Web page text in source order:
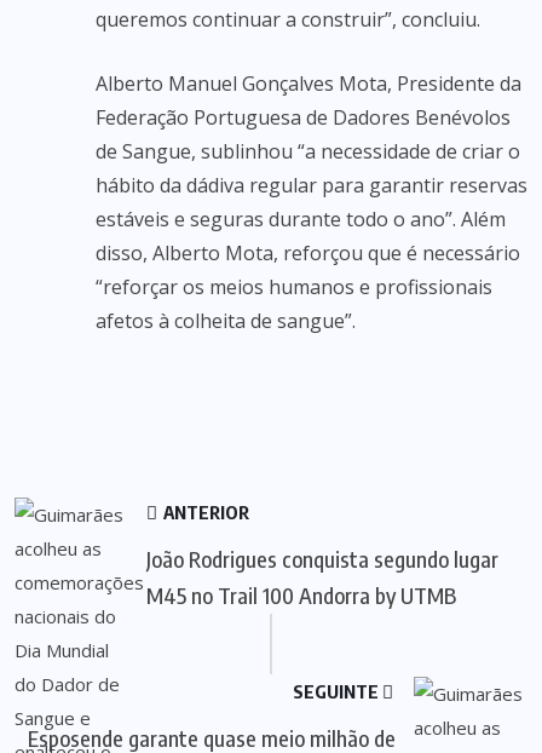
queremos continuar a construir”, concluiu.
Alberto Manuel Gonçalves Mota, Presidente da
Federação Portuguesa de Dadores Benévolos
de Sangue, sublinhou “a necessidade de criar o
hábito da dádiva regular para garantir reservas
estáveis e seguras durante todo o ano”. Além
disso, Alberto Mota, reforçou que é necessário
“reforçar os meios humanos e profissionais
afetos à colheita de sangue”.
ANTERIOR
João Rodrigues conquista segundo lugar
M45 no Trail 100 Andorra by UTMB
SEGUINTE
Esposende garante quase meio milhão de